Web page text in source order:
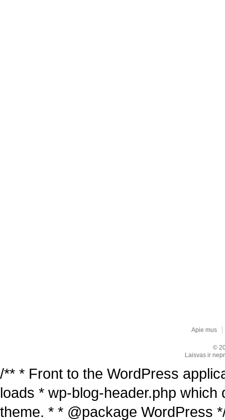
Apie mus
©
Laisvas ir
/** * Front to the WordPress
loads * wp-blog-header.php
theme. * * @package WordPress